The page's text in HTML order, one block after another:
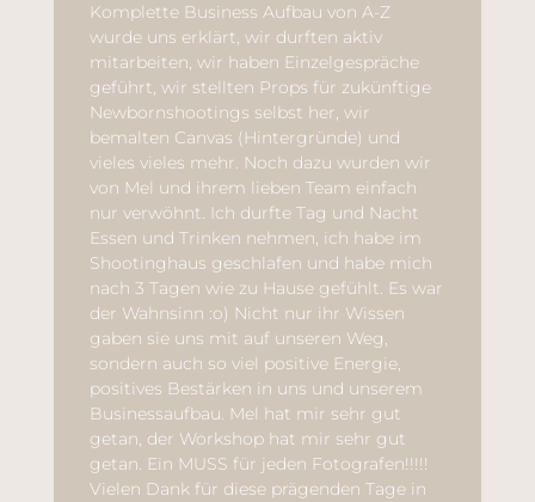
Komplette Business Aufbau von A-Z
wurde uns erklärt, wir durften aktiv
mitarbeiten, wir haben Einzelgespräche
geführt, wir stellten Props für zukünftige
Newbornshootings selbst her, wir
bemalten Canvas (Hintergründe) und
vieles vieles mehr. Noch dazu wurden wir
von Mel und ihrem lieben Team einfach
nur verwöhnt. Ich durfte Tag und Nacht
Essen und Trinken nehmen, ich habe im
Shootinghaus geschlafen und habe mich
nach 3 Tagen wie zu Hause gefühlt. Es war
der Wahnsinn :o) Nicht nur ihr Wissen
gaben sie uns mit auf unseren Weg,
sondern auch so viel positive Energie,
positives Bestärken in uns und unserem
Businessaufbau. Mel hat mir sehr gut
getan, der Workshop hat mir sehr gut
getan. Ein MUSS für jeden Fotografen!!!!!
Vielen Dank für diese prägenden Tage in